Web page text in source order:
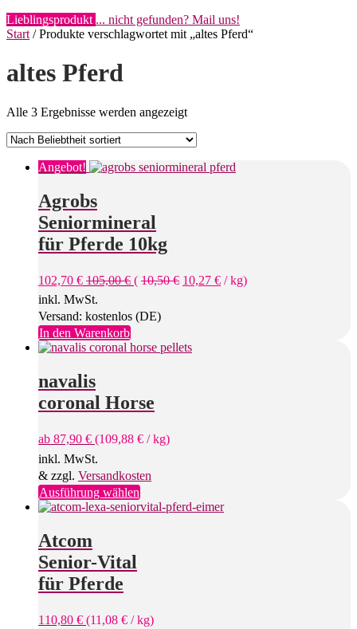
Lieblingsprodukt ... nicht gefunden? Mail uns!
Start / Produkte verschlagwortet mit „altes Pferd“
altes Pferd
Alle 3 Ergebnisse werden angezeigtNach
sortiert
Angebot!
Agrobs
Seniormineral
für Pferde 10kg
102,70 € 105,00€ ( 10,50€ 10,27 € /kg)
inkl. MwSt.
Versand: kostenlos (DE)
In den Warenkorb
navalis
coronal Horse
ab 87,90 € (109,88 € /kg)
inkl. MwSt.
& zzgl. Versandkosten
Ausführung wählenDieses
Produkt
auf
Atcom
Senior-Vital
für Pferde
110,80 € (11,08 € /kg)